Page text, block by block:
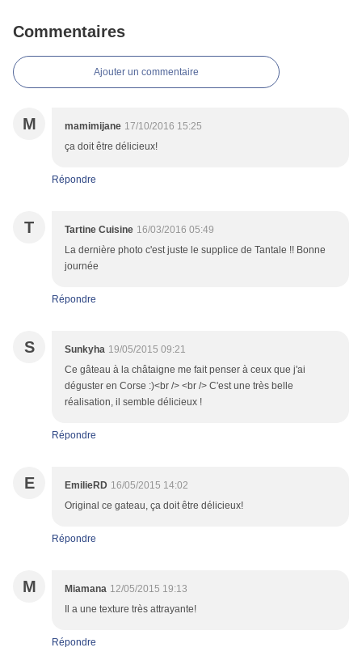
Commentaires
Ajouter un commentaire
M mamimijane 17/10/2016 15:25
ça doit être délicieux!
Répondre
T Tartine Cuisine 16/03/2016 05:49
La dernière photo c'est juste le supplice de Tantale !! Bonne
journée
Répondre
S Sunkyha 19/05/2015 09:21
Ce gâteau à la châtaigne me fait penser à ceux que j'ai
déguster en Corse :)<br /> <br /> C'est une très belle
réalisation, il semble délicieux !
Répondre
E EmilieRD 16/05/2015 14:02
Original ce gateau, ça doit être délicieux!
Répondre
M Miamana 12/05/2015 19:13
Il a une texture très attrayante!
Répondre